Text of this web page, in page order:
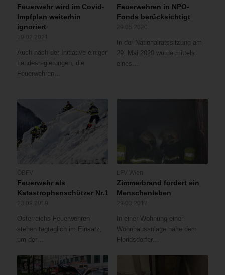
Feuerwehr wird im Covid-
Impfplan weiterhin
ignoriert
Auch nach der Initiative einiger
Landesregierungen, die
Feuerwehren…
Feuerwehren in NPO-
Fonds berücksichtigt
In der Nationalratssitzung am
29. Mai 2020 wurde mittels
eines…
Feuerwehr als
Katastrophenschützer Nr.1
Österreichs Feuerwehren
stehen tagtäglich im Einsatz,
um der…
Zimmerbrand fordert ein
Menschenleben
In einer Wohnung einer
Wohnhausanlage nahe dem
Floridsdorfer…